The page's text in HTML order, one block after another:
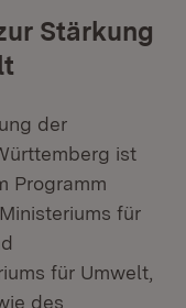
Stärkung
der
ist
Programm
für
für Umwelt,
des